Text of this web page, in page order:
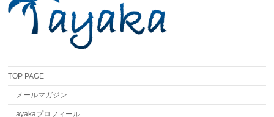
TOP PAGE
メールマガジン
ayakaプロフィール